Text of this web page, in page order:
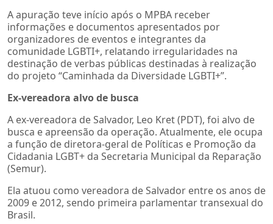
A apuração teve início após o MPBA receber
informações e documentos apresentados por
organizadores de eventos e integrantes da
comunidade LGBTI+, relatando irregularidades na
destinação de verbas públicas destinadas à realização
do projeto “Caminhada da Diversidade LGBTI+”.
Ex-vereadora alvo de busca
A ex-vereadora de Salvador, Leo Kret (PDT), foi alvo de
busca e apreensão da operação. Atualmente, ele ocupa
a função de diretora-geral de Políticas e Promoção da
Cidadania LGBT+ da Secretaria Municipal da Reparação
(Semur).
Ela atuou como vereadora de Salvador entre os anos de
2009 e 2012, sendo primeira parlamentar transexual do
Brasil.